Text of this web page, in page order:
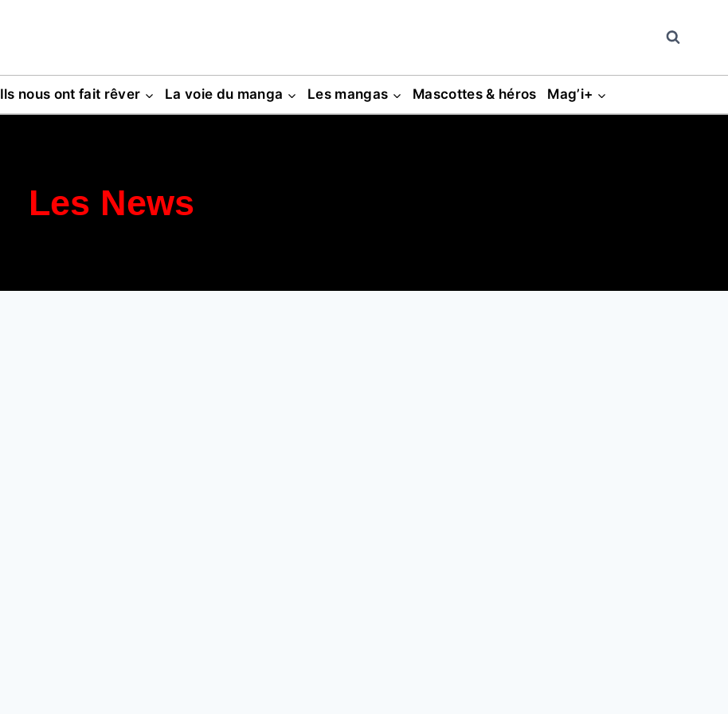
Ils nous ont fait rêver La voie du manga Les mangas Mascottes & héros Mag’i+
Les News